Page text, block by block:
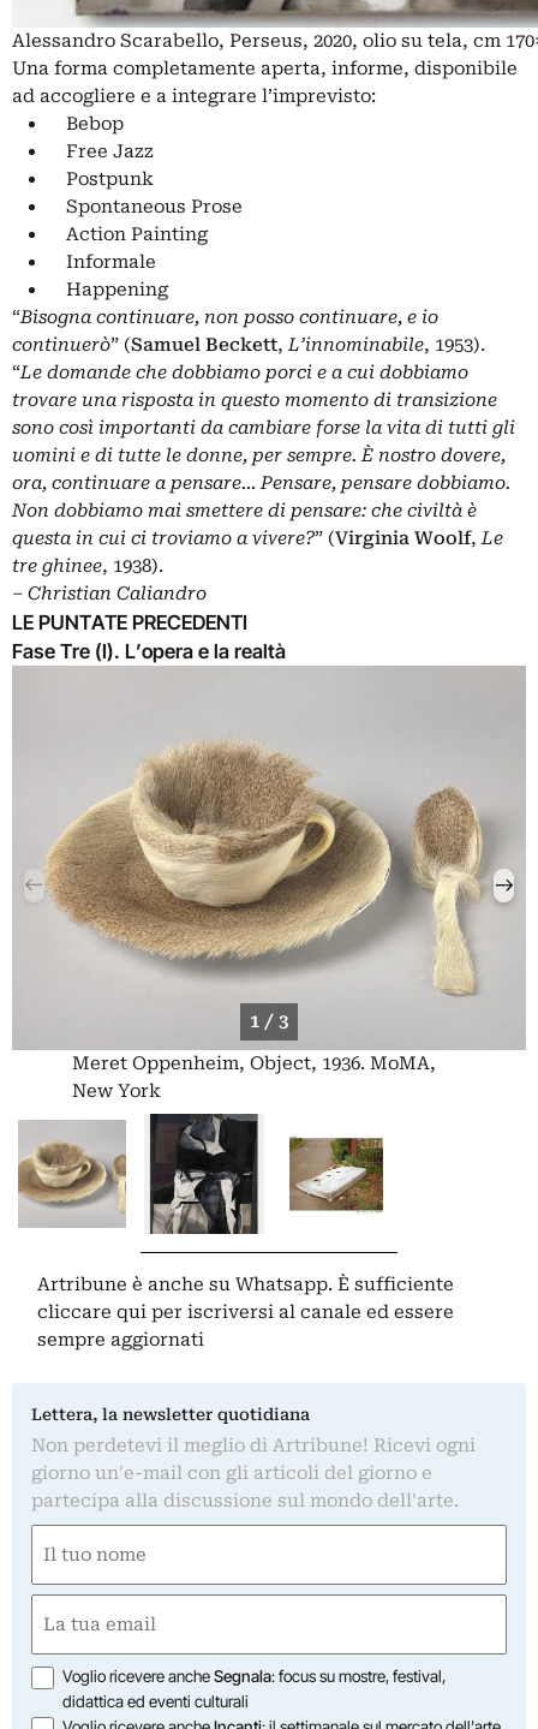
Alessandro Scarabello, Perseus, 2020, olio su tela, cm
Una forma completamente aperta, informe, disponibile
ad accogliere e a integrare l’imprevisto:
Bebop
Free Jazz
Postpunk
Spontaneous Prose
Action Painting
Informale
Happening
“Bisogna continuare, non posso continuare, e io
continuerò” (Samuel Beckett,L’innominabile, 1953).
“Le domande che dobbiamo porci e a cui dobbiamo
trovare una risposta in questo momento di transizione
sono così importanti da cambiare forse la vita di tutti gli
uomini e di tutte le donne, per sempre. È nostro dovere,
ora, continuare a pensare… Pensare, pensare dobbiamo.
Non dobbiamo mai smettere di pensare: che civiltà è
questa in cui ci troviamo a vivere?” (Virginia Woolf,Le
tre ghinee, 1938).
‒ Christian Caliandro
LE PUNTATE PRECEDENTI
Fase Tre (I). L’opera e la realtà
1 / 3
Meret Oppenheim, Object, 1936. MoMA,
New York
Artribune è anche su Whatsapp. È sufficiente
cliccare qui per iscriversi al canale ed essere
sempre aggiornati
Lettera, la newsletter quotidiana
Non perdetevi il meglio di Artribune! Ricevi ogni
giorno un'e-mail con gli articoli del giorno e
partecipa alla discussione sul mondo dell'arte.
(Obbligatorio)
Nome
(Obbligatorio)
Opzioni
Voglio ricevere ancheSegnala: focus su mostre, festival,
didattica ed eventi culturali